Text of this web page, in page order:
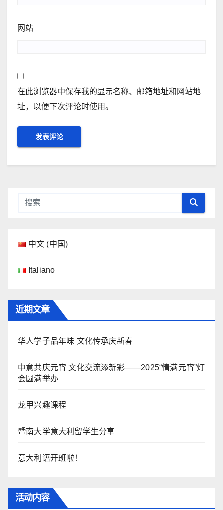
网站
在此浏览器中保存我的显示名称、邮箱地址和网站地
址，以便下次评论时使用。
中文 (中国)
Italiano
近期文章
华人学子品年味 文化传承庆新春
中意共庆元宵 文化交流添新彩——2025“情满元宵”灯
会圆满举办
龙甲兴趣课程
暨南大学意大利留学生分享
意大利语开班啦！
活动内容